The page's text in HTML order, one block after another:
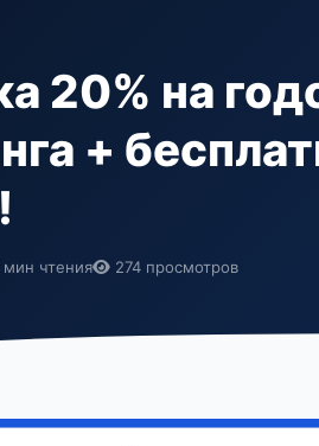
20% на
+
мин чтения 274 просмотров